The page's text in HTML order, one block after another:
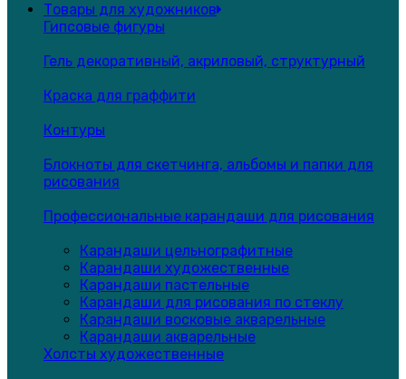
Товары для художников
Гипсовые фигуры
Гель декоративный, акриловый, структурный
Краска для граффити
Контуры
Блокноты для скетчинга, альбомы и папки для
рисования
Профессиональные карандаши для рисования
Карандаши цельнографитные
Карандаши художественные
Карандаши пастельные
Карандаши для рисования по стеклу
Карандаши восковые акварельные
Карандаши акварельные
Холсты художественные